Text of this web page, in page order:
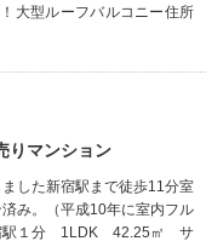
大型ルーフバルコニー住所
マンション
した新宿駅まで徒歩11分室
み。（平成10年に室内フル
駅１分 1LDK 42.25㎡ サ